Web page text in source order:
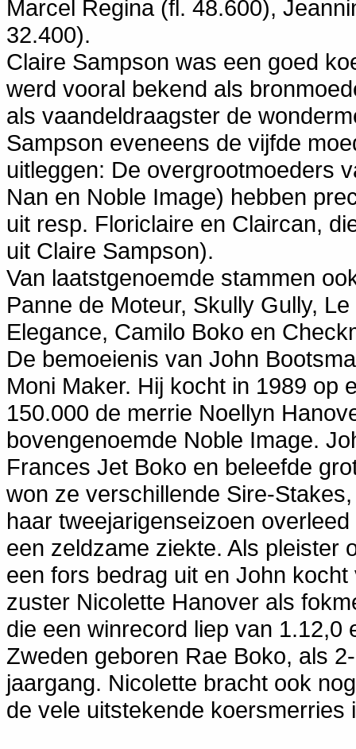
Marcel Regina (fl. 48.600),
32.400).
Claire Sampson was een goed
werd vooral bekend als
als vaandeldraagster de
Sampson eveneens de vijfde
uitleggen: De overgrootmoeders
Nan en Noble Image) hebben
uit resp. Floriclaire en Claircan,
uit Claire Sampson).
Van laatstgenoemde stammen
Panne de Moteur, Skully Gully,
Elegance, Camilo Boko en
De bemoeienis van John
Moni Maker. Hij kocht in 1989 op
150.000 de merrie Noellyn
bovengenoemde Noble Image.
Frances Jet Boko en beleefde
won ze verschillende Sire-
haar tweejarigenseizoen
een zeldzame ziekte. Als pleister
een fors bedrag uit en John
zuster Nicolette Hanover als
die een winrecord liep van 1.12,0
Zweden geboren Rae Boko, als
jaargang. Nicolette bracht ook
de vele uitstekende koersmerries